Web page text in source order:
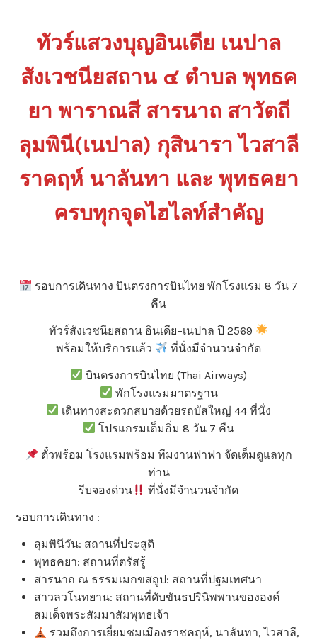
ทัวร์แสวงบุญอินเดีย เนปาล
สังเวชนียสถาน ๔ ตำบล พุทธค
ยา พาราณสี สารนาถ สาวัตถี
ลุมพินี(เนปาล) กุสินารา ไวสาลี
ราคฤห์ นาลันทา และ พุทธคยา
ครบทุกจุดไฮไลท์สำคัญ
รอบการเดินทาง บินตรงการบินไทย พักโรงแรม 8 วัน 7
คืน
ทัวร์สังเวชนียสถาน อินเดีย–เนปาล ปี 2569
พร้อมให้บริการแล้ว
ที่นั่งมีจำนวนจำกัด
บินตรงการบินไทย (Thai Airways)
พักโรงแรมมาตรฐาน
เดินทางสะดวกสบายด้วยรถบัสใหญ่ 44 ที่นั่ง
โปรแกรมเต็มอิ่ม 8 วัน 7 คืน
ตั๋วพร้อม โรงแรมพร้อม ทีมงานฟาฟา จัดเต็มดูแลทุก
ท่าน
รีบจองด่วน
ที่นั่งมีจำนวนจำกัด
รอบการเดินทาง :
ลุมพินีวัน: สถานที่ประสูติ
พุทธคยา: สถานที่ตรัสรู้
สารนาถ ณ ธรรมเมกขสถูป: สถานที่ปฐมเทศนา
สาวลวโนทยาน: สถานที่ดับขันธปรินิพพานขององค์
สมเด็จพระสัมมาสัมพุทธเจ้า
รวมถึงการเยี่ยมชมเมืองราชคฤห์, นาลันทา, ไวสาลี,